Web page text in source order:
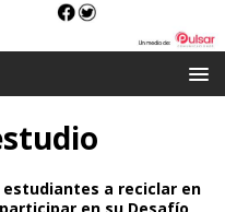
a reciclar en